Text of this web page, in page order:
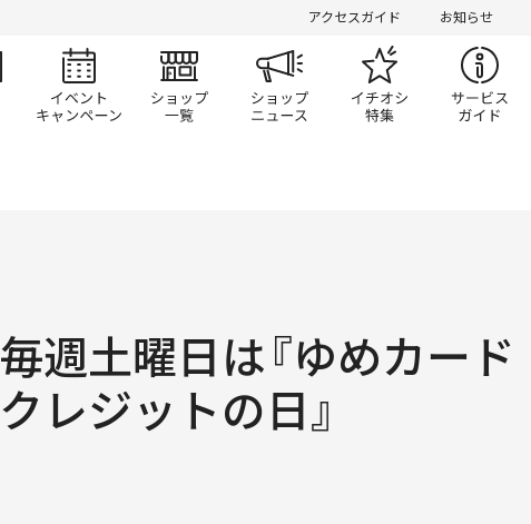
アクセスガイド お知らせ
チラシ情報 イベント/キャンペーン
ショップ一覧 ショップニュースイチオシ特集
毎週土曜日は『ゆめカード
クレジットの日』